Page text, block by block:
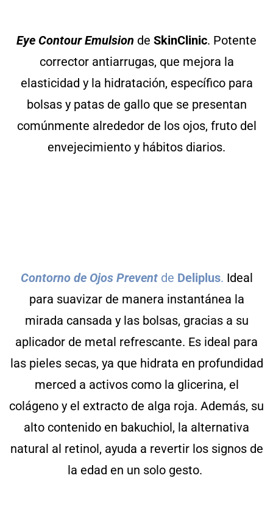
Eye Contour Emulsion de SkinClinic. Potente
corrector antiarrugas, que mejora la
elasticidad y la hidratación, específico para
bolsas y patas de gallo que se presentan
comúnmente alrededor de los ojos, fruto del
envejecimiento y hábitos diarios.
Contorno de Ojos Preventde Deliplus. Ideal
para suavizar de manera instantánea la
mirada cansada y las bolsas, gracias a su
aplicador de metal refrescante. Es ideal para
las pieles secas, ya que hidrata en profundidad
merced a activos como la glicerina, el
colágeno y el extracto de alga roja. Además, su
alto contenido en bakuchiol, la alternativa
natural al retinol, ayuda a revertir los signos de
la edad en un solo gesto.